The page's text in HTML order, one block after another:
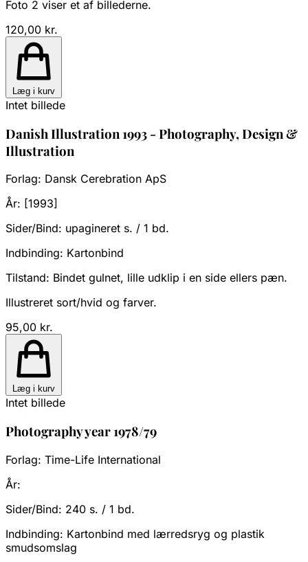
Foto 2 viser et af billederne.
120,00 kr.
Læg i kurv
Intet billede
Danish Illustration 1993 - Photography, Design &
Illustration
Forlag: Dansk Cerebration ApS
År: [1993]
Sider/Bind: upagineret s. / 1 bd.
Indbinding: Kartonbind
Tilstand: Bindet gulnet, lille udklip i en side ellers pæn.
Illustreret sort/hvid og farver.
95,00 kr.
Læg i kurv
Intet billede
Photography year 1978/79
Forlag: Time-Life International
År:
Sider/Bind: 240 s. / 1 bd.
Indbinding: Kartonbind med lærredsryg og plastik
smudsomslag